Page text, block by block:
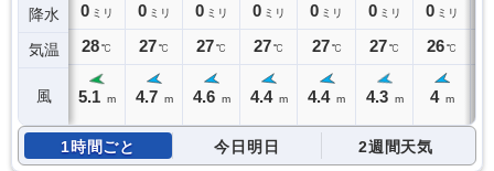
降水
気温
風
0 ミリ
28℃
5.1 m
0 ミリ
27℃
4.7 m
0 ミリ
27℃
4.6 m
0 ミリ
27℃
4.4 m
0 ミリ
27 ℃
4.4 m
0 ミリ
27℃
4.3 m
0 ミリ
26℃
4 m
1時間ごと 今日明日 2週間天気